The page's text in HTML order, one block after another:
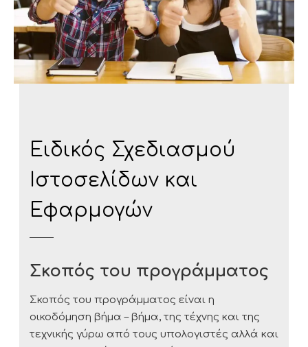
Ειδικός Σχεδιασμού
Ιστοσελίδων και
Εφαρμογών
Σκοπός του προγράμματος
Σκοπός του προγράμματος είναι η
οικοδόμηση βήμα – βήμα, της τέχνης και της
τεχνικής γύρω από τους υπολογιστές αλλά και